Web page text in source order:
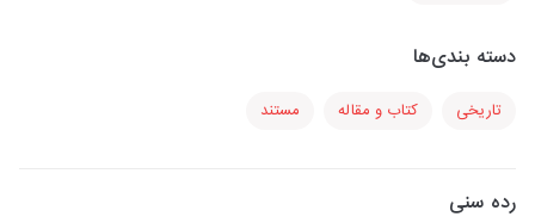
دسته بندی‌ها
تاریخی کتاب و مقاله مستند
رده سنی